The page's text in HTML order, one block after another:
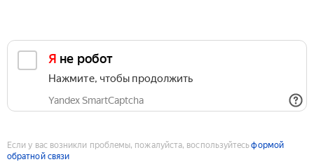
Я не робот
Нажмите, чтобы продолжить
Yandex SmartCaptcha
Если у вас возникли проблемы, пожалуйста, воспользуйтесьформой
обратной связи